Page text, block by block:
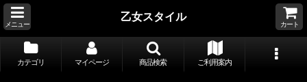
メニュー
乙女スタイル
カート
カテゴリ マイページ 商品検索 ご利用案内